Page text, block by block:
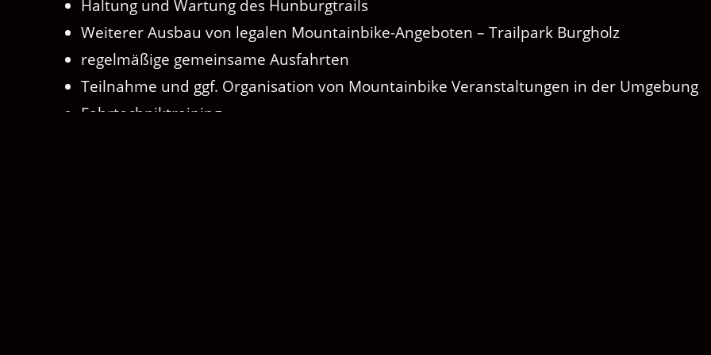
Haltung und Wartung des Hunburgtrails
Weiterer Ausbau von legalen Mountainbike-Angeboten – Trailpark Burgholz
regelmäßige gemeinsame Ausfahrten
Teilnahme und ggf. Organisation von Mountainbike Veranstaltungen in der Umgebung
Fahrtechniktraining